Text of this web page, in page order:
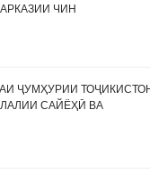
ЧИН
ҶУМҲУРИИ
САЙЁҲӢ ВА